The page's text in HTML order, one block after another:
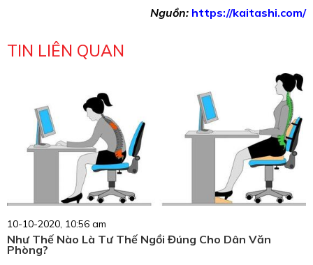
Nguồn: https://kaitashi.com/
TIN LIÊN QUAN
10-10-2020, 10:56 am
Như Thế Nào Là Tư Thế Ngồi Đúng Cho Dân Văn
Phòng?